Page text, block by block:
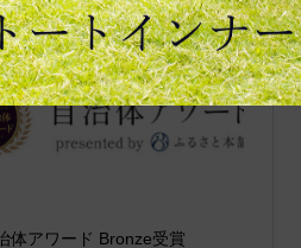
体アワード Bronze受賞